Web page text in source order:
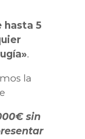
hasta 5
.
la
sin